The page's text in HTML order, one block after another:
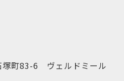
塚町83-6 ヴェルドミール